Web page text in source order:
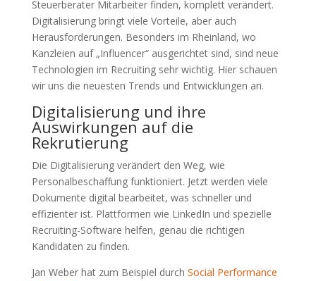
Steuerberater Mitarbeiter finden, komplett verändert.
Digitalisierung bringt viele Vorteile, aber auch
Herausforderungen. Besonders im Rheinland, wo
Kanzleien auf „Influencer“ ausgerichtet sind, sind neue
Technologien im Recruiting sehr wichtig. Hier schauen
wir uns die neuesten Trends und Entwicklungen an.
Digitalisierung und ihre
Auswirkungen auf die
Rekrutierung
Die Digitalisierung verändert den Weg, wie
Personalbeschaffung funktioniert. Jetzt werden viele
Dokumente digital bearbeitet, was schneller und
effizienter ist. Plattformen wie LinkedIn und spezielle
Recruiting-Software helfen, genau die richtigen
Kandidaten zu finden.
Jan Weber hat zum Beispiel durch Social Performance